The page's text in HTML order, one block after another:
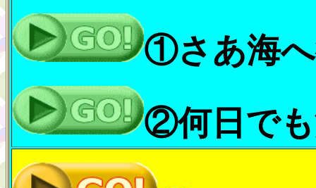
①さあ海へ
②何日で